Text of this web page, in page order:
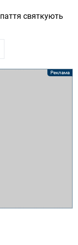
святкують